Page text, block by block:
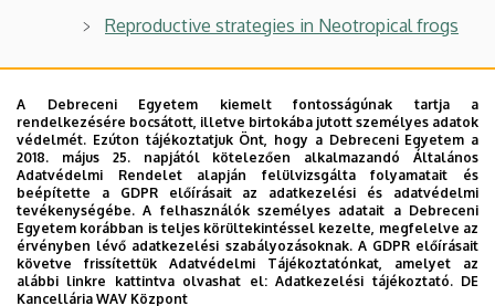
Reproductive strategies in Neotropical frogs
Korábbi szemináriumok felvételei
A Debreceni Egyetem kiemelt fontosságúnak tartja a
rendelkezésére bocsátott, illetve birtokába jutott személyes adatok
védelmét. Ezúton tájékoztatjuk Önt, hogy a Debreceni Egyetem a
2018. május 25. napjától kötelezően alkalmazandó Általános
Adatvédelmi Rendelet alapján felülvizsgálta folyamatait és
beépítette a GDPR előírásait az adatkezelési és adatvédelmi
tevékenységébe. A felhasználók személyes adatait a Debreceni
Egyetem korábban is teljes körültekintéssel kezelte, megfelelve az
érvényben lévő adatkezelési szabályozásoknak. A GDPR előírásait
követve frissítettük Adatvédelmi Tájékoztatónkat, amelyet az
alábbi linkre kattintva olvashat el:Adatkezelési tájékoztató. DE
Kancellária WAV Központ